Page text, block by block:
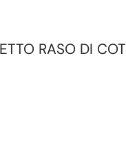
RASO DI